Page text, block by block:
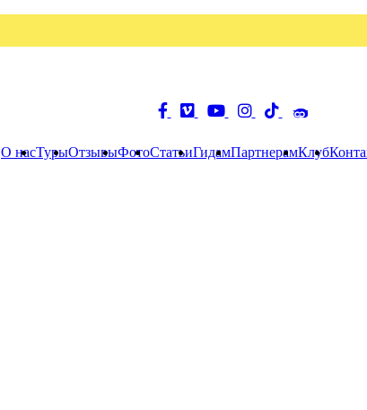
О насТурыОтзывыФотоСтатьиГидамПартнерамКлуб